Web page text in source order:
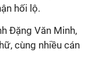
hối lộ.
Đặng Văn Minh,
cùng nhiều cán